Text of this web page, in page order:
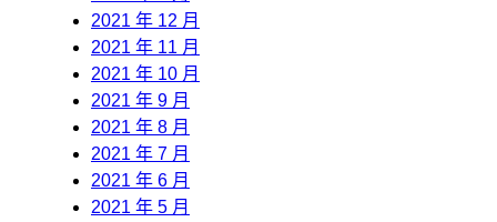
2021 年 12 月
2021 年 11 月
2021 年 10 月
2021 年 9 月
2021 年 8 月
2021 年 7 月
2021 年 6 月
2021 年 5 月